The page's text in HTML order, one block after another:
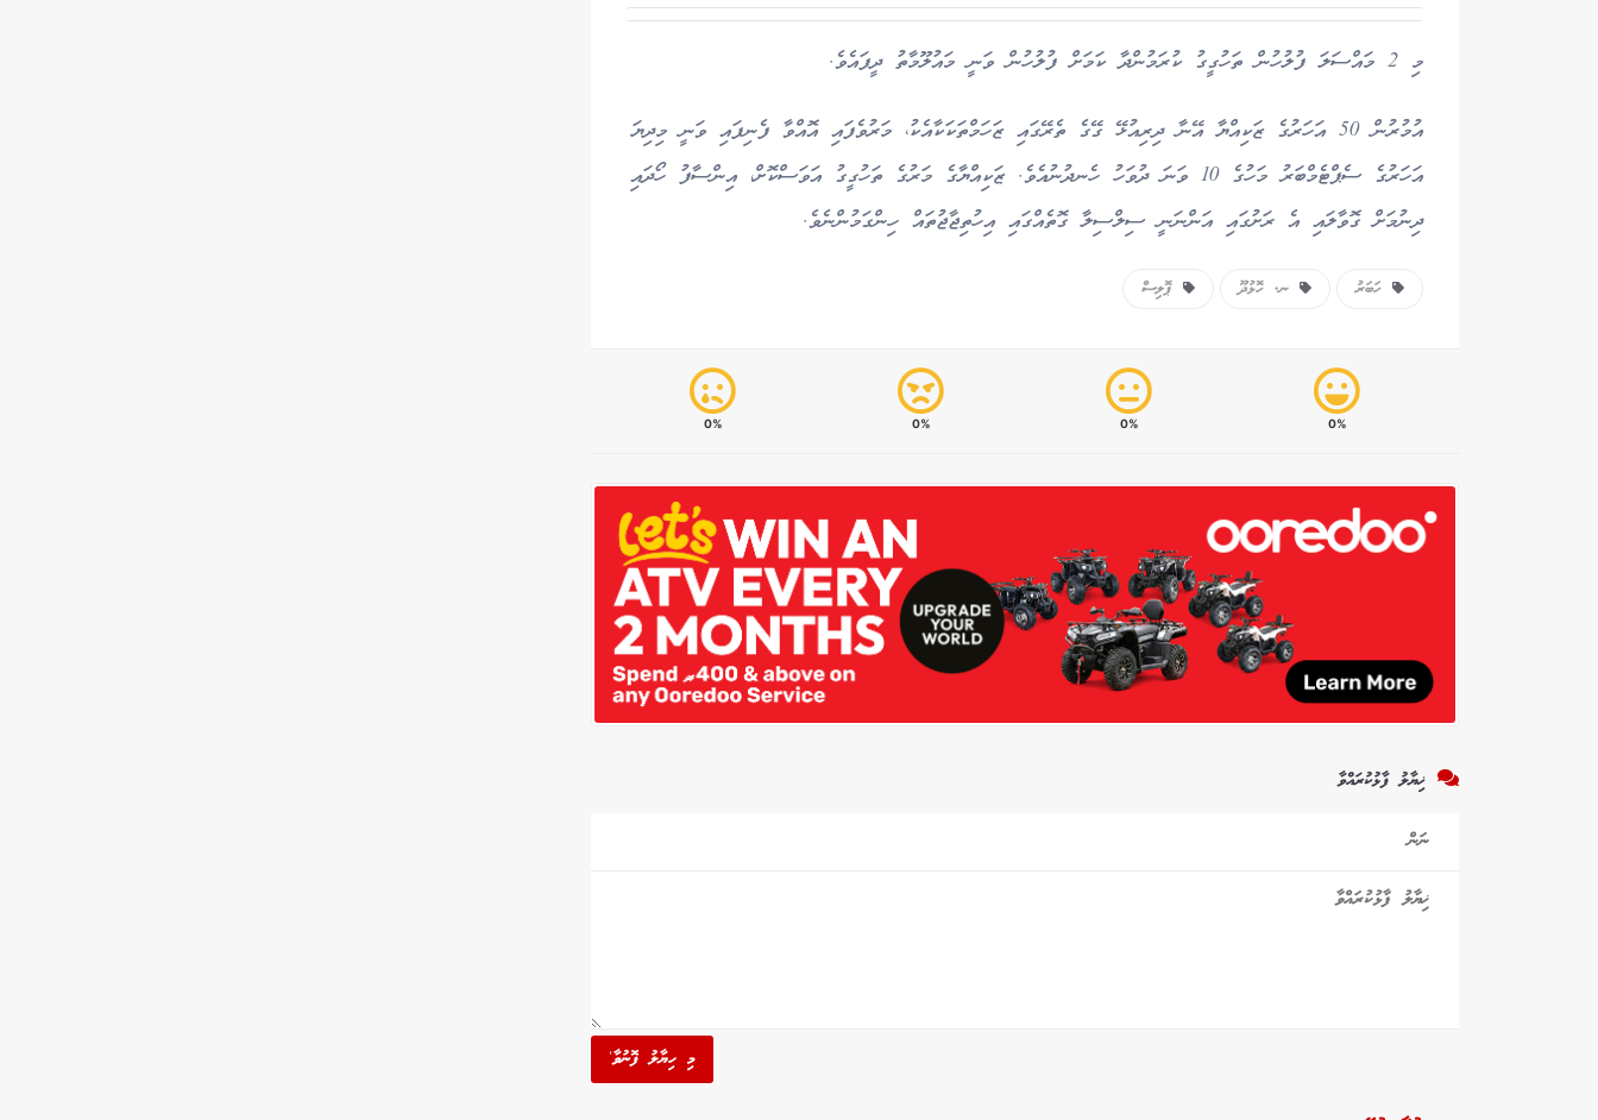
މި 2 މައްސަލަ ފުލުހުން ތަހުގީގު ކުރަމުންދާ ކަމަށް ފުލުހުން ވަނީ މައުލޫމާތު ދީފައެވެ.
އުމުރުން 50 އަހަރުގެ ޒަކިއްޔާ އޭނާ ދިރިއުޅޭ ގޭގެ ތެރޭގައި ޒަހަމްތަކަކާއެކު، މަރުވެފައި އޮއްވާ ފެނިފައި ވަނީ މިދިޔަ
އަހަރުގެ ސެޕްޓެމްބަރު މަހުގެ 10 ވަނަ ދުވަހު ހެނދުނުއެވެ. ޒަކިއްޔާގެ މަރުގެ ތަހުގީގު އަވަސްކޮށް، އިންސާފު ހޯދައި
ދިނުމަށް ގޮވާލައި އެ ރަށުގައި އަންނަނީ ސިލްސިލާ ގޮތެއްގައި އިހުތިޖާޖުތައް ހިންގަމުންނެވެ.
ހަބަރު ނ. ހޮޅުދޫ ޕޮލިސް
0%
0%
0%
0%
ޚިޔާލު ފާޅުކުރައްވާ
މި ހިޔާލު ފޮނުވާ'